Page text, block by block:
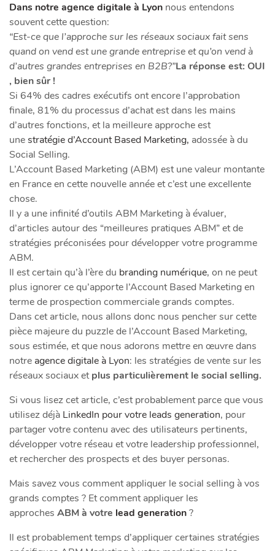
​Dans notre agence digitale à Lyon nous entendons
souvent cette question:
“Est-ce que l’approche sur les réseaux sociaux fait sens
quand on vend est une grande entreprise et qu’on vend à
d’autres grandes entreprises en B2B?”La réponse est: OUI
, bien sûr !
​Si 64% des cadres exécutifs ont encore l’approbation
finale, 81% du processus d’achat est dans les mains
d’autres fonctions, et la meilleure approche est
unestratégie d’Account Based Marketing, adossée à du
Social Selling.
L’Account Based Marketing (ABM) est une valeur montante
en France en cette nouvelle année et c’est une excellente
chose.
Il y a une infinité d’outils ABM Marketing à évaluer,
d’articles autour des “meilleures pratiques ABM” et de
stratégies préconisées pour développer votre programme
ABM.
Il est certain qu’à l’ère du branding numérique, on ne peut
plus ignorer ce qu’apporte l’Account Based Marketing en
terme de prospection commerciale grands comptes.
Dans cet article, nous allons donc nous pencher sur cette
pièce majeure du puzzle de l’Account Based Marketing,
sous estimée, et que nous adorons mettre en œuvre dans
notre agence digitale à Lyon: les stratégies de vente sur les
réseaux sociaux etplus particulièrement le social selling.
Si vous lisez cet article, c’est probablement parce que vous
utilisez déjà LinkedIn pour votre leads generation, pour
partager votre contenu avec des utilisateurs pertinents,
développer votre réseau et votre leadership professionnel,
et rechercher des prospects et des buyer personas.
Mais savez vous comment appliquer le social selling à vos
grands comptes ? Et comment appliquer les
approches ABM à votre lead generation?
​Il est probablement temps d’appliquer certaines stratégies